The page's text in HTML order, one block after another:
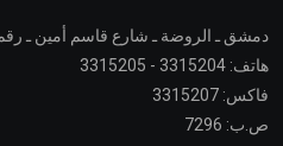
دمشق ـ الروضة ـ شارع قاسم أمين ـ رقم
هاتف: 3315204 - 3315205
فاكس: 3315207
ص.ب: 7296